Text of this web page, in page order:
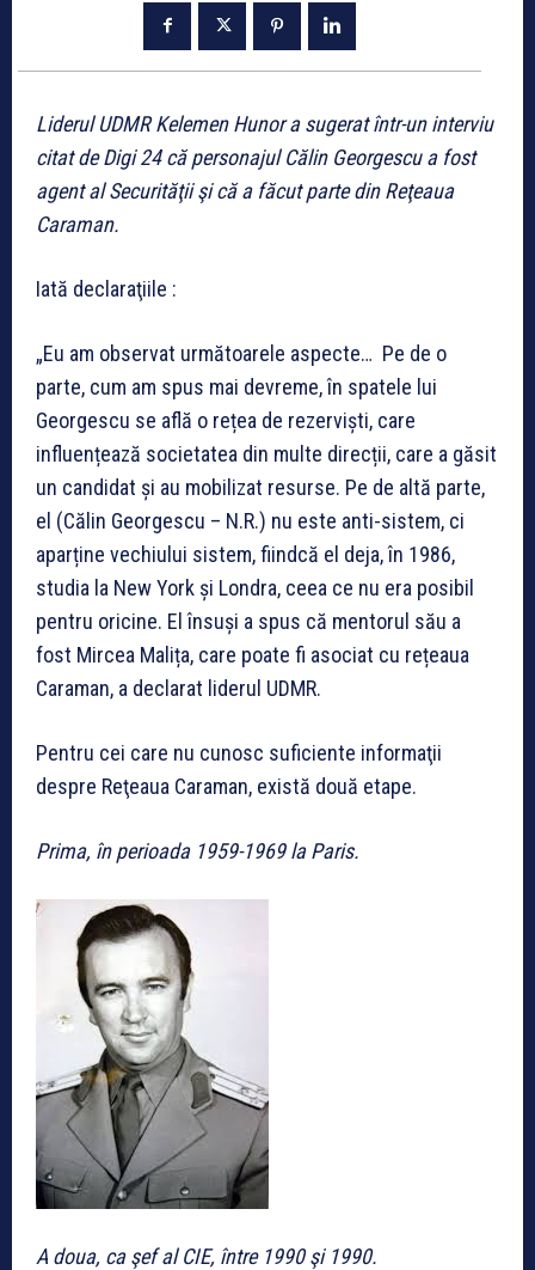
Liderul UDMR Kelemen Hunor a sugerat într-un interviu
citat de Digi 24 că personajul Călin Georgescu a fost
agent al Securităţii şi că a făcut parte din Reţeaua
Caraman.
Iată declaraţiile :
„Eu am observat următoarele aspecte… Pe de o
parte, cum am spus mai devreme, în spatele lui
Georgescu se află o rețea de rezerviști, care
influențează societatea din multe direcții, care a găsit
un candidat și au mobilizat resurse. Pe de altă parte,
el (Călin Georgescu – N.R.) nu este anti-sistem, ci
aparține vechiului sistem, fiindcă el deja, în 1986,
studia la New York și Londra, ceea ce nu era posibil
pentru oricine. El însuși a spus că mentorul său a
fost Mircea Malița, care poate fi asociat cu rețeaua
Caraman, a declarat liderul UDMR.
Pentru cei care nu cunosc suficiente informaţii
despre Reţeaua Caraman, există două etape.
Prima, în perioada 1959-1969 la Paris.
A doua, ca şef al CIE, între 1990 şi 1990.